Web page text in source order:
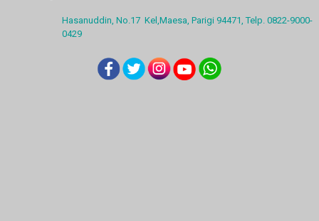
Hasanuddin, No.17 Kel,Maesa, Parigi 94471, Telp. 0822-9000-
0429